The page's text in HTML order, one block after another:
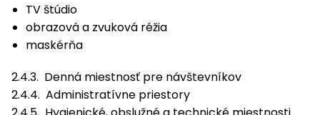
TV štúdio
obrazová a zvuková réžia
maskérňa
2.4.3. Denná miestnosť pre návštevníkov
2.4.4. Administratívne priestory